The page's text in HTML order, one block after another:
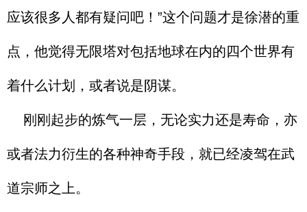
应该很多人都有疑问吧！”这个问题才是徐潜的重
点，他觉得无限塔对包括地球在内的四个世界有
着什么计划，或者说是阴谋。
刚刚起步的炼气一层，无论实力还是寿命，亦
或者法力衍生的各种神奇手段，就已经凌驾在武
道宗师之上。